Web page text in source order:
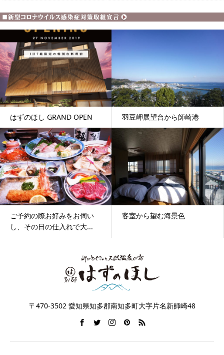
はずのほし GRAND OPEN 羽豆岬展望台から師崎港
ご予約の際お好みをお伺い
し、その日の仕入れで大...
客室から望む海景色
〒470-3502 愛知県知多郡南知多町大字片名新師崎48